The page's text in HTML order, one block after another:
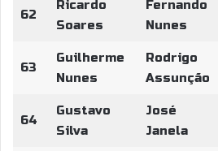
62
Ricardo
Soares
Fernando
Nunes
63
Guilherme
Nunes
Rodrigo
Assunção
64
Gustavo
Silva
José
Janela